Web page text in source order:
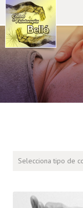
Selecciona tipo de